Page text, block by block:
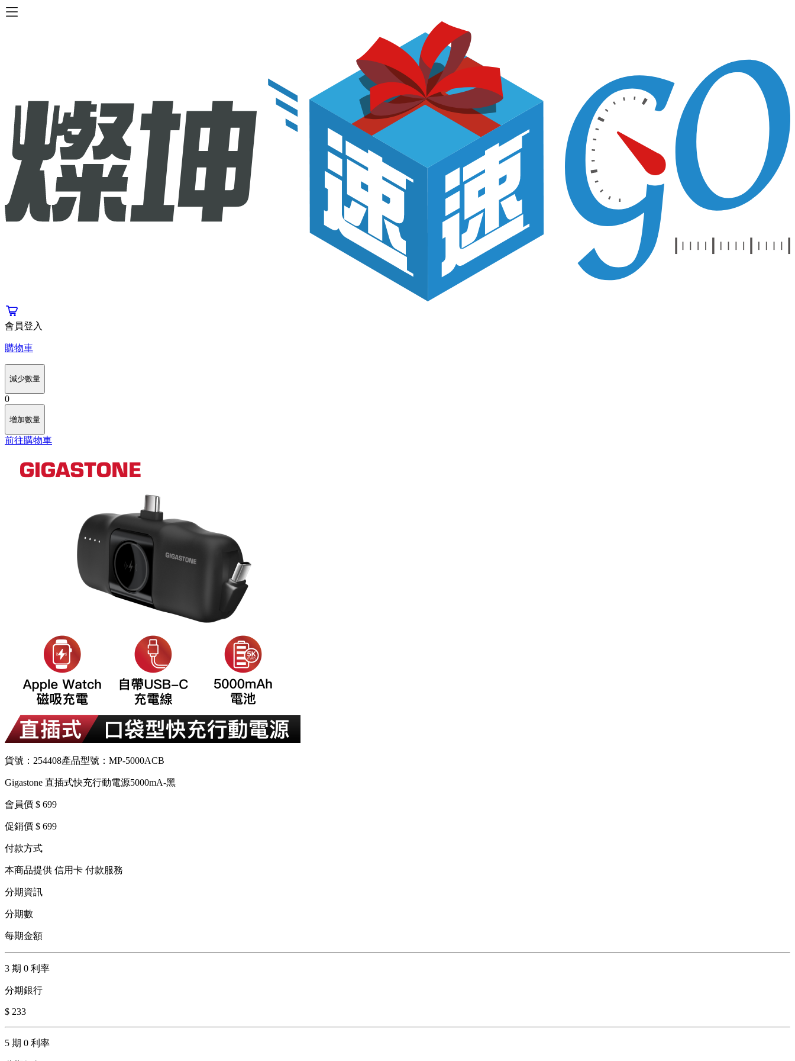
會員登入
購物車
減少數量
0
增加數量
前往購物車
貨號：254408產品型號：MP-5000ACB
Gigastone 直插式快充行動電源5000mA-黑
會員價 $ 699
促銷價 $ 699
付款方式
本商品提供 信用卡 付款服務
分期資訊
分期數
每期金額
3 期 0 利率
分期銀行
$ 233
5 期 0 利率